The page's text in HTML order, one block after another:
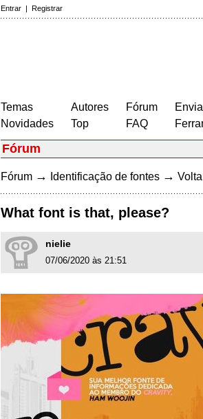
Entrar | Registrar
Temas
Novidades
Autores
Top
Fórum
FAQ
Fórum
Fórum → Identificação de fontes →
What font is that, please?
nielie
07/06/2020 às 21:51